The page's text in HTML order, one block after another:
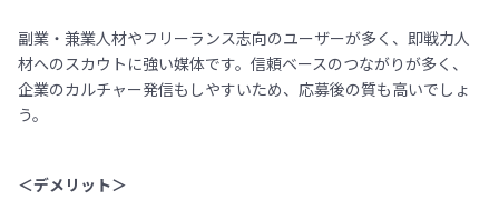
副業・兼業人材やフリーランス志向のユーザーが多く、即戦力人
材へのスカウトに強い媒体です。信頼ベースのつながりが多く、
企業のカルチャー発信もしやすいため、応募後の質も高いでしょ
う。
＜デメリット＞